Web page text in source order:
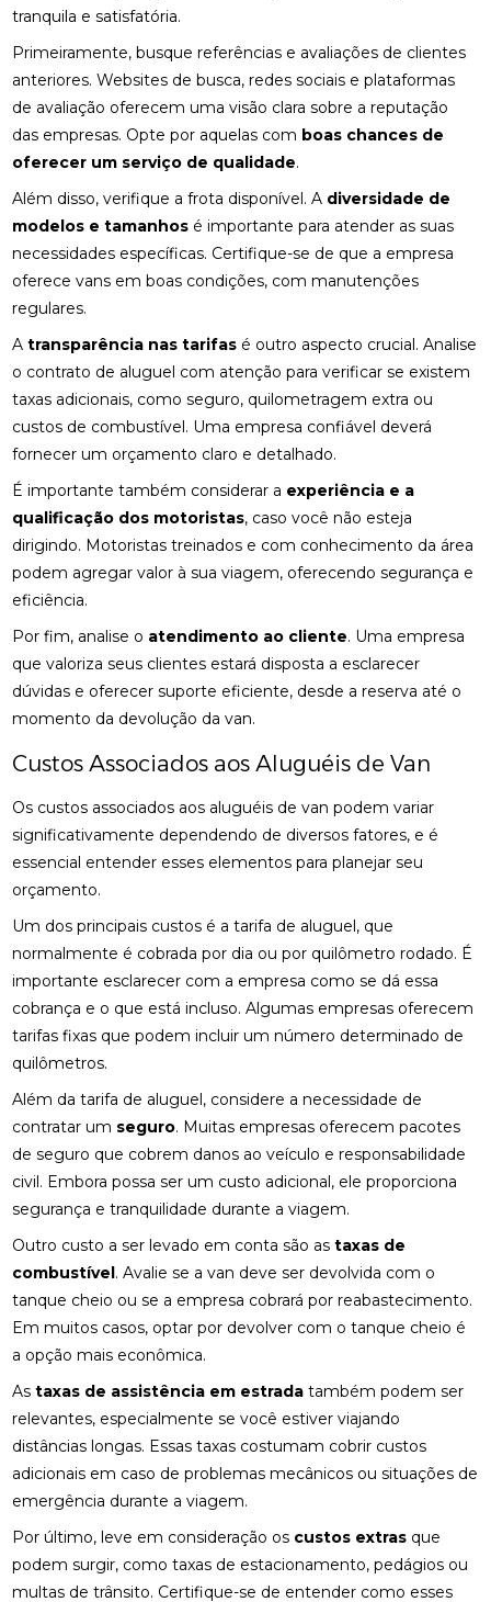
tranquila e satisfatória.
Primeiramente, busque referências e avaliações de clientes
anteriores. Websites de busca, redes sociais e plataformas
de avaliação oferecem uma visão clara sobre a reputação
das empresas. Opte por aquelas com boas chances de
oferecer um serviço de qualidade.
Além disso, verifique a frota disponível. A diversidade de
modelos e tamanhos é importante para atender as suas
necessidades específicas. Certifique-se de que a empresa
oferece vans em boas condições, com manutenções
regulares.
Atransparência nas tarifas é outro aspecto crucial. Analise
o contrato de aluguel com atenção para verificar se existem
taxas adicionais, como seguro, quilometragem extra ou
custos de combustível. Uma empresa confiável deverá
fornecer um orçamento claro e detalhado.
É importante também considerar a experiência e a
qualificação dos motoristas, caso você não esteja
dirigindo. Motoristas treinados e com conhecimento da área
podem agregar valor à sua viagem, oferecendo segurança e
eficiência.
Por fim, analise o atendimento ao cliente. Uma empresa
que valoriza seus clientes estará disposta a esclarecer
dúvidas e oferecer suporte eficiente, desde a reserva até o
momento da devolução da van.
Custos Associados aos Aluguéis de Van
Os custos associados aos aluguéis de van podem variar
significativamente dependendo de diversos fatores, e é
essencial entender esses elementos para planejar seu
orçamento.
Um dos principais custos é a tarifa de aluguel, que
normalmente é cobrada por dia ou por quilômetro rodado. É
importante esclarecer com a empresa como se dá essa
cobrança e o que está incluso. Algumas empresas oferecem
tarifas fixas que podem incluir um número determinado de
quilômetros.
Além da tarifa de aluguel, considere a necessidade de
contratar um seguro. Muitas empresas oferecem pacotes
de seguro que cobrem danos ao veículo e responsabilidade
civil. Embora possa ser um custo adicional, ele proporciona
segurança e tranquilidade durante a viagem.
Outro custo a ser levado em conta são astaxas de
combustível. Avalie se a van deve ser devolvida com o
tanque cheio ou se a empresa cobrará por reabastecimento.
Em muitos casos, optar por devolver com o tanque cheio é
a opção mais econômica.
Astaxas de assistência em estrada também podem ser
relevantes, especialmente se você estiver viajando
distâncias longas. Essas taxas costumam cobrir custos
adicionais em caso de problemas mecânicos ou situações de
emergência durante a viagem.
Por último, leve em consideração os custos extras que
podem surgir, como taxas de estacionamento, pedágios ou
multas de trânsito. Certifique-se de entender como esses